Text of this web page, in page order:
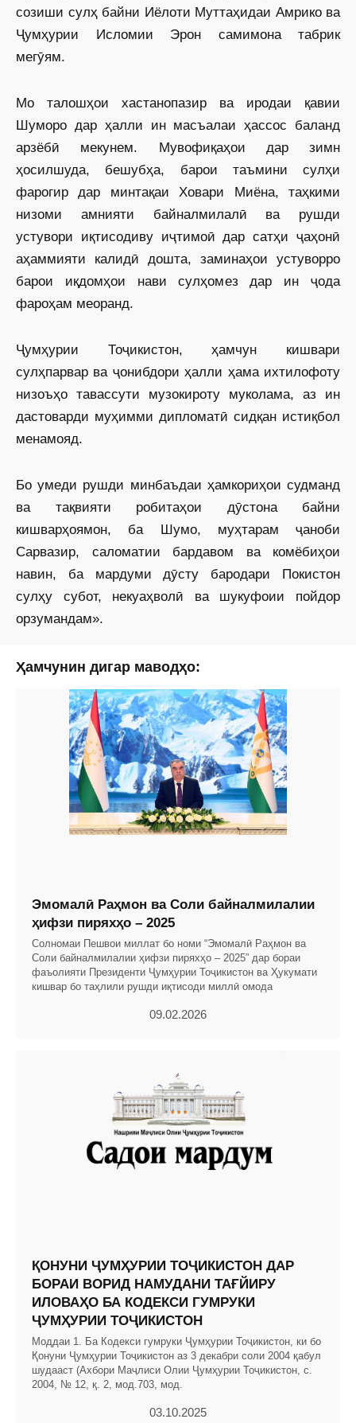
созиши сулҳ байни Иёлоти Муттаҳидаи Амрико ва
Ҷумҳурии Исломии Эрон самимона табрик
мегӯям.
Мо талошҳои хастанопазир ва иродаи қавии
Шуморо дар ҳалли ин масъалаи ҳассос баланд
арзёбӣ мекунем. Мувофиқаҳои дар зимн
ҳосилшуда, бешубҳа, барои таъмини сулҳи
фарогир дар минтақаи Ховари Миёна, таҳкими
низоми амнияти байналмилалӣ ва рушди
устувори иқтисодиву иҷтимоӣ дар сатҳи ҷаҳонӣ
аҳаммияти калидӣ дошта, заминаҳои устуворро
барои иқдомҳои нави сулҳомез дар ин ҷода
фароҳам меоранд.
Ҷумҳурии Тоҷикистон, ҳамчун кишвари
сулҳпарвар ва ҷонибдори ҳалли ҳама ихтилофоту
низоъҳо тавассути музокироту муколама, аз ин
дастоварди муҳимми дипломатӣ сидқан истиқбол
менамояд.
Бо умеди рушди минбаъдаи ҳамкориҳои судманд
ва тақвияти робитаҳои дӯстона байни
кишварҳоямон, ба Шумо, муҳтарам ҷаноби
Сарвазир, саломатии бардавом ва комёбиҳои
навин, ба мардуми дӯсту бародари Покистон
сулҳу субот, некуаҳволӣ ва шукуфоии пойдор
орзумандам».
Ҳамчунин дигар маводҳо:
Эмомалӣ Раҳмон ва Соли байналмилалии
ҳифзи пиряхҳо – 2025
Солномаи Пешвои миллат бо номи “Эмомалӣ Раҳмон ва
Соли байналмилалии ҳифзи пиряхҳо – 2025” дар бораи
фаъолияти Президенти Ҷумҳурии Тоҷикистон ва Ҳукумати
кишвар бо таҳлили рушди иқтисоди миллӣ омода
09.02.2026
ҚОНУНИ ҶУМҲУРИИ ТОҶИКИСТОН ДАР
БОРАИ ВОРИД НАМУДАНИ ТАҒЙИРУ
ИЛОВАҲО БА КОДЕКСИ ГУМРУКИ
ҶУМҲУРИИ ТОҶИКИСТОН
Моддаи 1. Ба Кодекси гумруки Ҷумҳурии Тоҷикистон, ки бо
Қонуни Ҷумҳурии Тоҷикистон аз 3 декабри соли 2004 қабул
шудааст (Ахбори Маҷлиси Олии Ҷумҳурии Тоҷикистон, с.
2004, № 12, қ. 2, мод.703, мод.
03.10.2025